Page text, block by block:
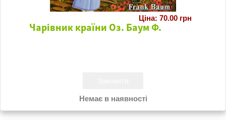
Чарівник країни Оз. Баум Ф.
Ціна: 70.00 грн
Немає в наявності